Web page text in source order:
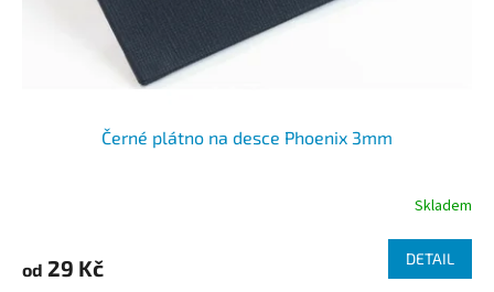
Černé plátno na desce Phoenix 3mm
Skladem
od 29 Kč DETAIL